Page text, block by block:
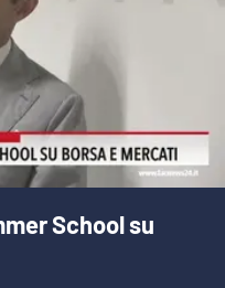
School su